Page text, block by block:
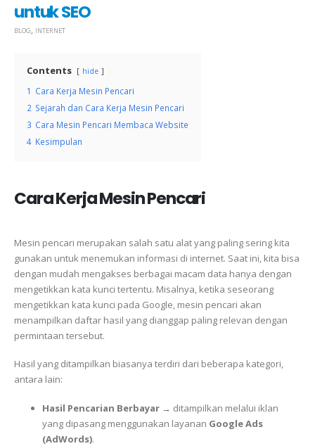
untuk SEO
BLOG INTERNET
Contents hide
1 Cara Kerja Mesin Pencari
2 Sejarah dan Cara Kerja Mesin Pencari
3 Cara Mesin Pencari Membaca Website
4 Kesimpulan
Cara Kerja Mesin Pencari
Mesin pencari merupakan salah satu alat yang paling sering kita
gunakan untuk menemukan informasi di internet. Saat ini, kita bisa
dengan mudah mengakses berbagai macam data hanya dengan
mengetikkan kata kunci tertentu. Misalnya, ketika seseorang
mengetikkan kata kunci pada Google, mesin pencari akan
menampilkan daftar hasil yang dianggap paling relevan dengan
permintaan tersebut.
Hasil yang ditampilkan biasanya terdiri dari beberapa kategori,
antara lain:
Hasil Pencarian Berbayar → ditampilkan melalui iklan
yang dipasang menggunakan layanan Google Ads
(AdWords).